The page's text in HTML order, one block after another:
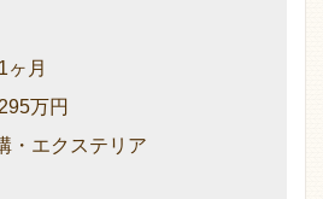
月
万円
エクステリア